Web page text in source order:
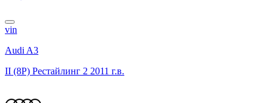
vin
Audi A3
II (8P) Рестайлинг 2 2011 г.в.